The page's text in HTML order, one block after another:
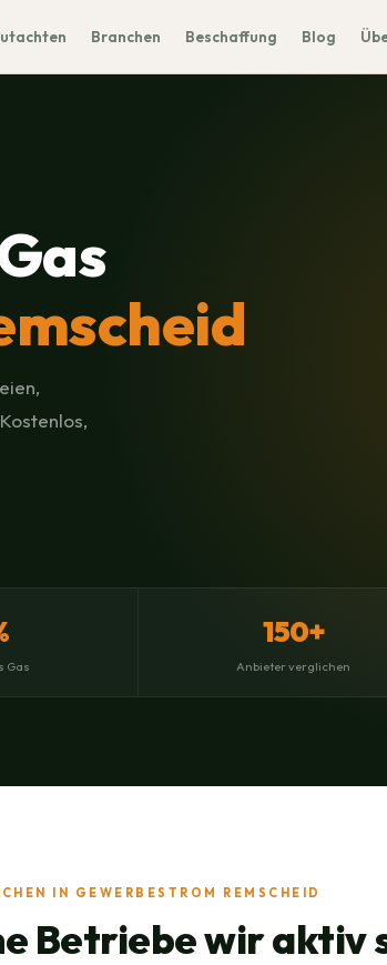
Branchen Beschaffung Blog
Gas
150+
Anbieter verglichen
IN GEWERBESTROM REMSCHEID
Betriebe wir aktiv